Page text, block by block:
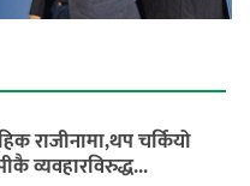
राजीनामा,थप चर्कियो
व्यवहारविरुद्ध...